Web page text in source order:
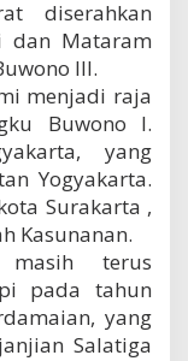
diserahkan
dan Mataram
III.
menjadi raja
Buwono I.
yang
Yogyakarta.
Surakarta ,
Kasunanan.
terus
pada tahun
yang
Salatiga